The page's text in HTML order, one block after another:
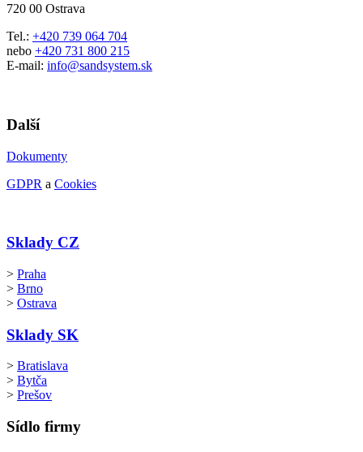
720 00 Ostrava
Tel.: +420 739 064 704
nebo +420 731 800 215
E-mail: info@sandsystem.sk
Další
Dokumenty
GDPR a Cookies
Sklady CZ
> Praha
> Brno
> Ostrava
Sklady SK
> Bratislava
> Bytča
> Prešov
Sídlo firmy